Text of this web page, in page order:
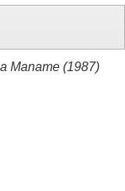
Maname (1987)